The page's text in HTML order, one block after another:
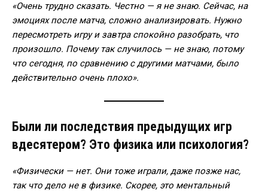
«Очень трудно сказать. Честно — я не знаю. Сейчас, на
эмоциях после матча, сложно анализировать. Нужно
пересмотреть игру и завтра спокойно разобрать, что
произошло. Почему так случилось — не знаю, потому
что сегодня, по сравнению с другими матчами, было
действительно очень плохо».
Были ли последствия предыдущих игр
вдесятером? Это физика или психология?
«Физически — нет. Они тоже играли, даже позже нас,
так что дело не в физике. Скорее, это ментальный